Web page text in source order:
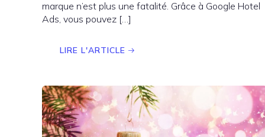
marque n’est plus une fatalité. Grâce à Google Hotel
Ads, vous pouvez […]
LIRE L'ARTICLE